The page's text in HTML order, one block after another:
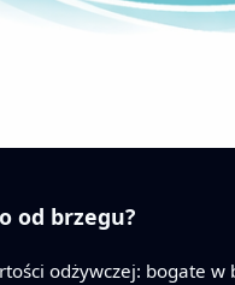
od brzegu?
odżywczej: bogate